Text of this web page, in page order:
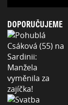
DOPORUČUJEME